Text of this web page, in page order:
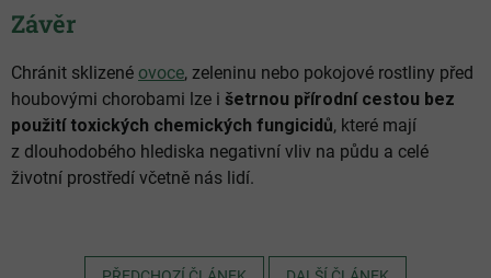
Závěr
Chránit sklizené ovoce, zeleninu nebo pokojové rostliny před
houbovými chorobami lze i šetrnou přírodní cestou bez
použití toxických chemických fungicidů, které mají
z dlouhodobého hlediska negativní vliv na půdu a celé
životní prostředí včetně nás lidí.